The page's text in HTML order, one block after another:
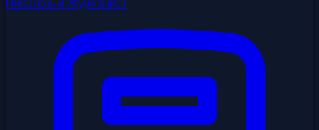
Писатель и Журналист